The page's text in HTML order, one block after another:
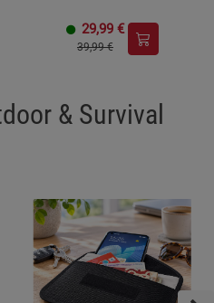
29,99 €
39,99 €
& Survival